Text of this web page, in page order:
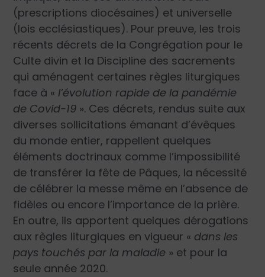
(prescriptions diocésaines) et universelle
(lois ecclésiastiques). Pour preuve, les trois
récents décrets de la Congrégation pour le
Culte divin et la Discipline des sacrements
qui aménagent certaines règles liturgiques
face à « l’évolution rapide de la pandémie
de Covid-19 ». Ces décrets, rendus suite aux
diverses sollicitations émanant d’évêques
du monde entier, rappellent quelques
éléments doctrinaux comme l’impossibilité
de transférer la fête de Pâques, la nécessité
de célébrer la messe même en l’absence de
fidèles ou encore l’importance de la prière.
En outre, ils apportent quelques dérogations
aux règles liturgiques en vigueur « dans les
pays touchés par la maladie » et pour la
seule année 2020.